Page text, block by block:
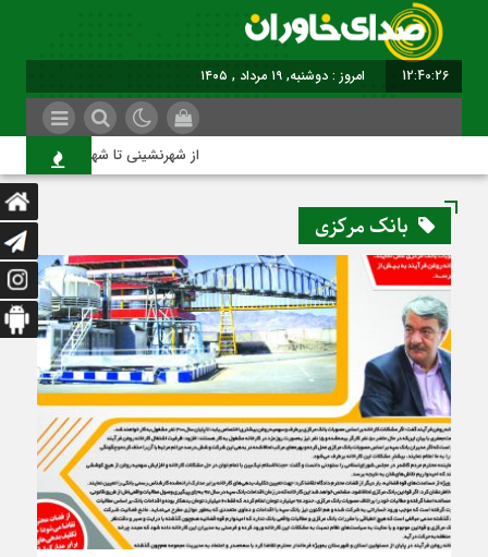
12:40:27 امروز : دوشنبه, ۱۹ مرداد , ۱۴۰۵
از شهرنشینی تا شهروندی
بانک مرکزی